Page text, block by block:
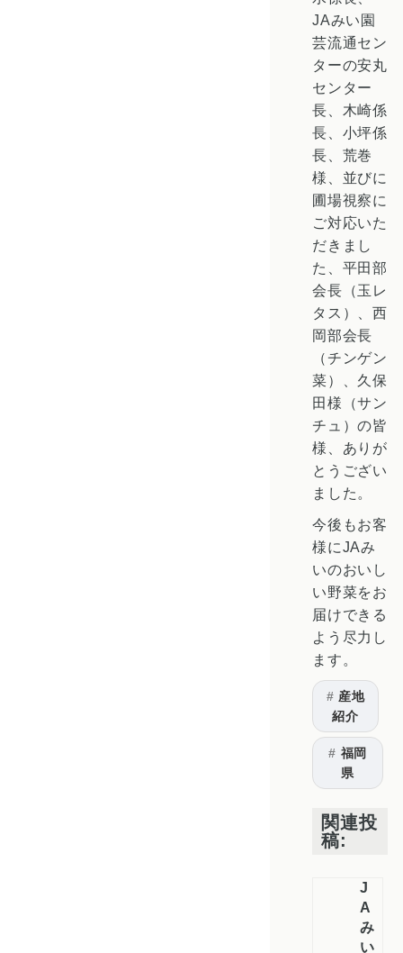
JAみい園
芸流通セン
ターの安丸
センター
長、木崎係
長、小坪係
長、荒巻
様、並びに
圃場視察に
ご対応いた
だきまし
た、平田部
会長（玉レ
タス）、西
岡部会長
（チンゲン
菜）、久保
田様（サン
チュ）の皆
様、ありが
とうござい
ました。
今後もお客
様にJAみ
いのおいし
い野菜をお
届けできる
よう尽力し
ます。
産地
紹介
福岡
県
関連投
稿:
J
A
み
い